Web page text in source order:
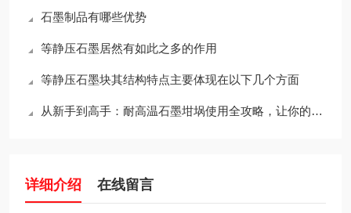
石墨制品有哪些优势
等静压石墨居然有如此之多的作用
等静压石墨块其结构特点主要体现在以下几个方面
从新手到高手：耐高温石墨坩埚使用全攻略，让你的工作更出色！
详细介绍 在线留言